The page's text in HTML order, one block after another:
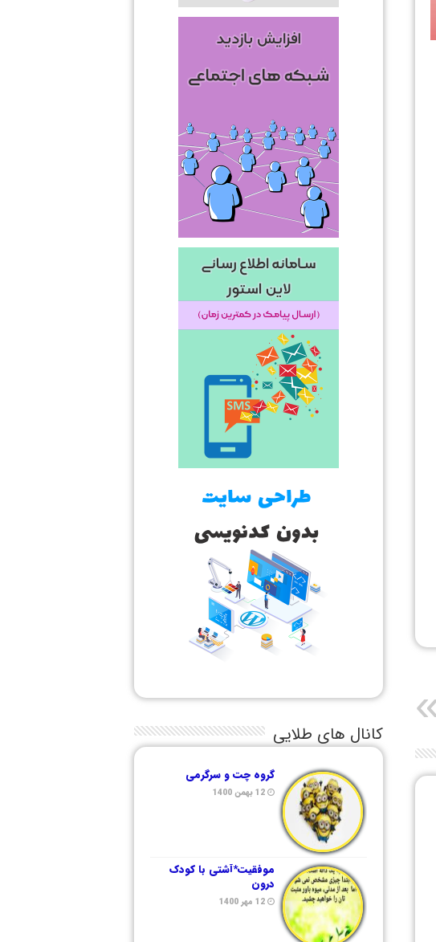
کانال های طلایی
گروه چت و سرگرمی
12 بهمن 1400
موفقیت*آشتی با کودک
درون
12 مهر 1400